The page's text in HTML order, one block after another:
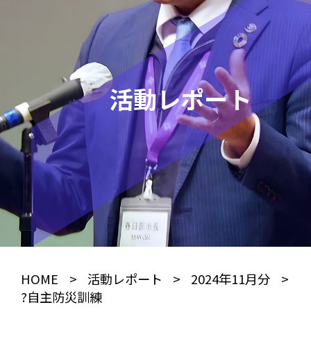
活動レポート
HOME > 活動レポート > 2024年11月分
>
?自主防災訓練